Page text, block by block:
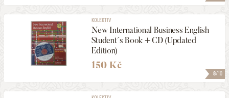
8/10
KOLEKTIV
New International Business English
Student´s Book + CD (Updated
Edition)
150 Kč